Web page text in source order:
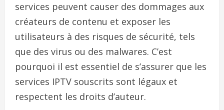
services peuvent causer des dommages aux
créateurs de contenu et exposer les
utilisateurs à des risques de sécurité, tels
que des virus ou des malwares. C’est
pourquoi il est essentiel de s’assurer que les
services IPTV souscrits sont légaux et
respectent les droits d’auteur.